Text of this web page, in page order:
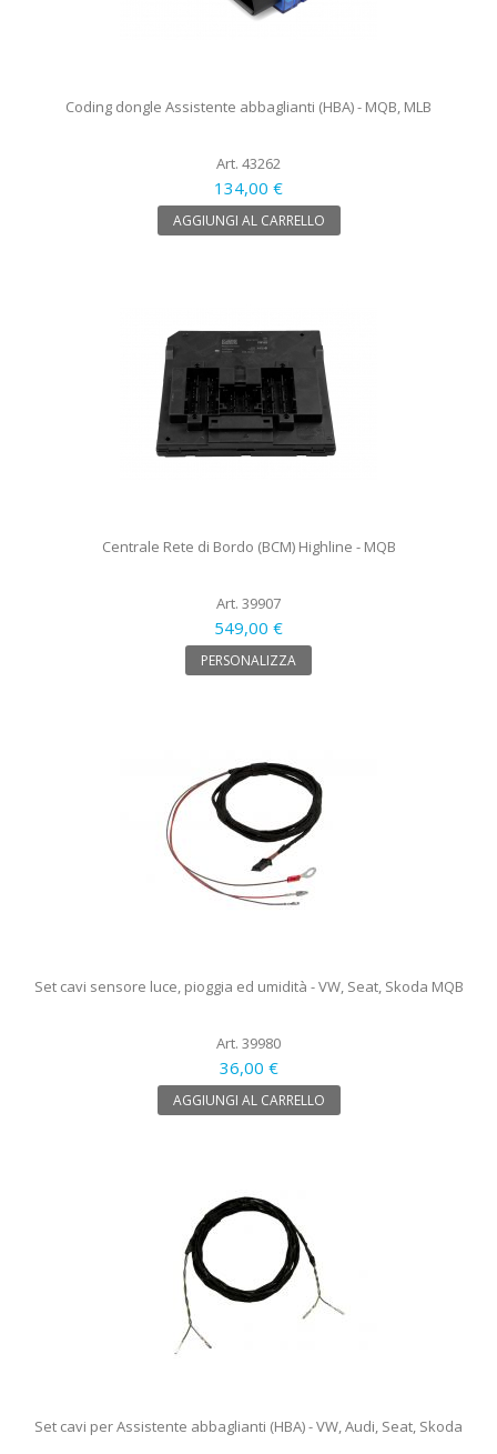
Coding dongle Assistente abbaglianti (HBA) - MQB, MLB
Art. 43262
134,00 €
AGGIUNGI AL CARRELLO
Centrale Rete di Bordo (BCM) Highline - MQB
Art. 39907
549,00 €
PERSONALIZZA
Set cavi sensore luce, pioggia ed umidità - VW, Seat, Skoda MQB
Art. 39980
36,00 €
AGGIUNGI AL CARRELLO
Set cavi per Assistente abbaglianti (HBA) - VW, Audi, Seat, Skoda